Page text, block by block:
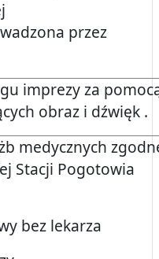
przez
imprezy za
obraz i dźwięk .
medycznych
Stacji Pogotowia
bez lekarza